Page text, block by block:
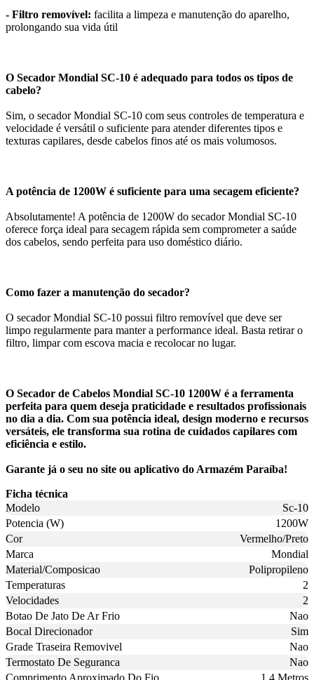
- Filtro removível: facilita a limpeza e manutenção do aparelho,
prolongando sua vida útil
O Secador Mondial SC-10 é adequado para todos os tipos de
cabelo?
Sim, o secador Mondial SC-10 com seus controles de temperatura e
velocidade é versátil o suficiente para atender diferentes tipos e
texturas capilares, desde cabelos finos até os mais volumosos.
A potência de 1200W é suficiente para uma secagem eficiente?
Absolutamente! A potência de 1200W do secador Mondial SC-10
oferece força ideal para secagem rápida sem comprometer a saúde
dos cabelos, sendo perfeita para uso doméstico diário.
Como fazer a manutenção do secador?
O secador Mondial SC-10 possui filtro removível que deve ser
limpo regularmente para manter a performance ideal. Basta retirar o
filtro, limpar com escova macia e recolocar no lugar.
O Secador de Cabelos Mondial SC-10 1200W é a ferramenta
perfeita para quem deseja praticidade e resultados profissionais
no dia a dia. Com sua potência ideal, design moderno e recursos
versáteis, ele transforma sua rotina de cuidados capilares com
eficiência e estilo.
Garante já o seu no site ou aplicativo do Armazém Paraíba!
Ficha técnica
Modelo
Sc-10
Potencia (W)
1200W
Cor
Vermelho/Preto
Marca
Mondial
Material/Composicao
Polipropileno
Temperaturas
2
Velocidades
2
Botao De Jato De Ar Frio
Nao
Bocal Direcionador
Sim
Grade Traseira Removivel
Nao
Termostato De Seguranca
Nao